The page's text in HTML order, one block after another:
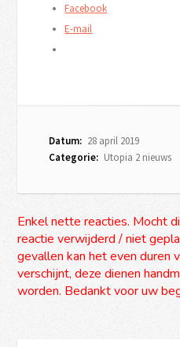
Facebook
E-mail
Datum: 28 april 2019
Categorie: Utopia 2 nieuws
Enkel nette reacties. Mocht
reactie verwijderd / niet
gevallen kan het even duren
verschijnt, deze dienen
worden. Bedankt voor uw